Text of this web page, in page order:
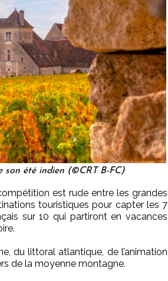
son été indien (©CRT B-FC)
est rude entre les grandes
touristiques pour capter les 7
sur 10 qui partiront en vacances
du littoral atlantique, de l’animation
de la moyenne montagne.